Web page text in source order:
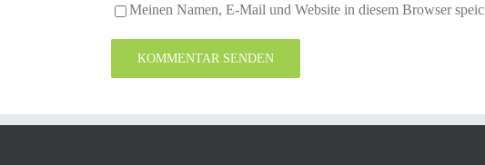
Meinen Namen, E-Mail und Website in diesem Browser